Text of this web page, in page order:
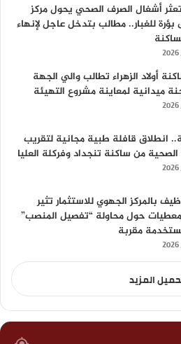
أشغال الصرف الصحي يحول مركز
بؤرة للغبار.. مطالب بتدخل عاجل لإنهاء
أولاد الزهراء تطالب والي الجهة
ميدانية لمعاينة مشروع التهيئة
انطلاق قافلة طبية مجانية لتقريب
من ساكنة تنجداد وفركلة العليا
بالمركز الجهوي للاستثمار تثير
حول محاولة “تفصيل المنصب”
مقربة
المزيد